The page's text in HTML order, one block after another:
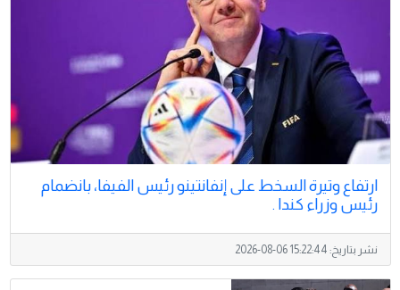
ارتفاع وتيرة السخط على إنفانتينو رئيس الفيفا، بانضمام
رئيس وزراء كندا .
نشر بتاريخ: 2026-08-06 15:22:44